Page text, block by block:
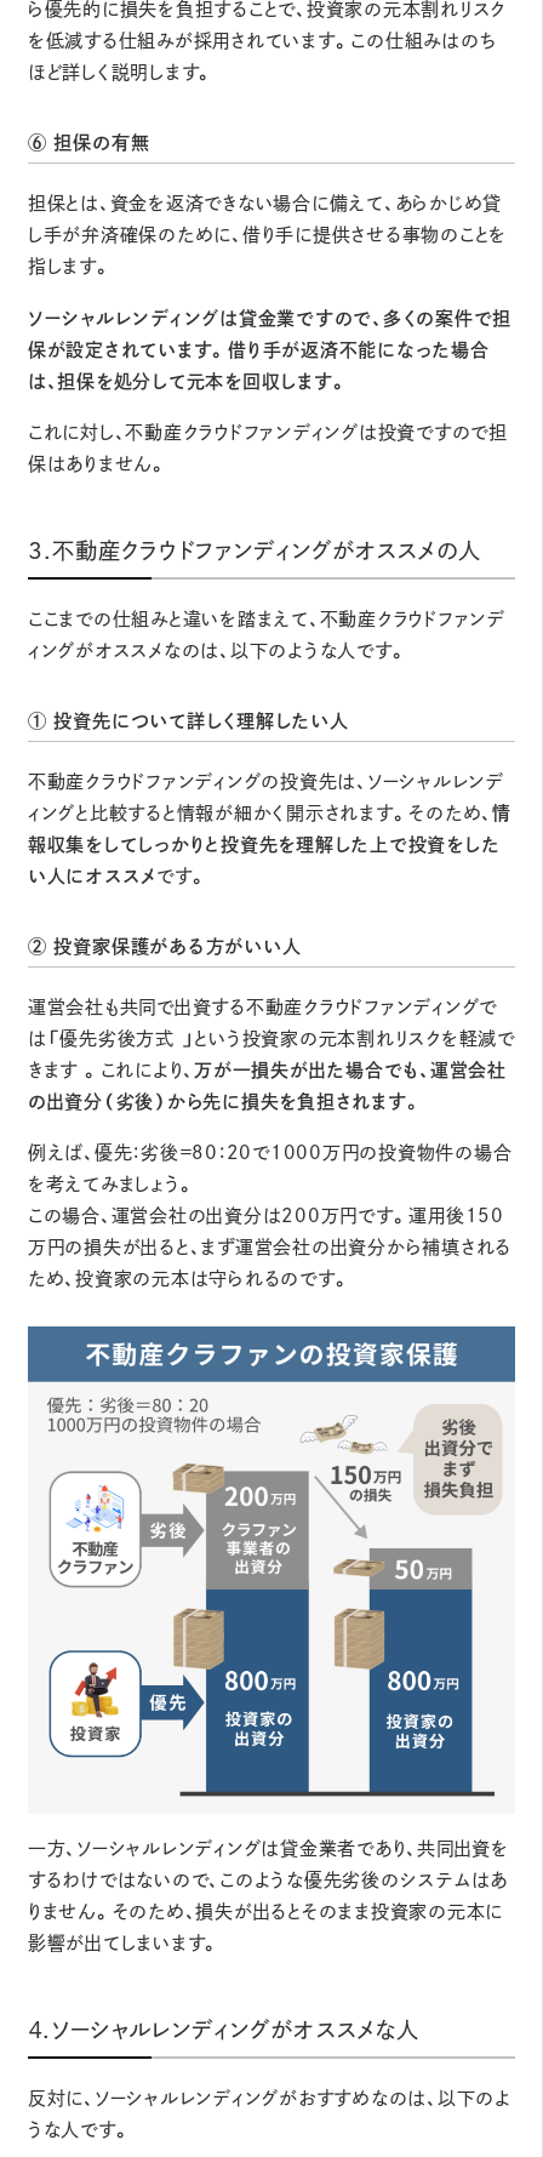
ら優先的に損失を負担することで、投資家の元本割れリスク
を低減する仕組みが採用されています。この仕組みはのち
ほど詳しく説明します。
⑥ 担保の有無
担保とは、資金を返済できない場合に備えて、あらかじめ貸
し手が弁済確保のために、借り手に提供させる事物のことを
指します。
ソーシャルレンディングは貸金業ですので、多くの案件で担
保が設定されています。借り手が返済不能になった場合
は、担保を処分して元本を回収します。
これに対し、不動産クラウドファンディングは投資ですので担
保はありません。
3.不動産クラウドファンディングがオススメの人
ここまでの仕組みと違いを踏まえて、不動産クラウドファンデ
ィングがオススメなのは、以下のような人です。
① 投資先について詳しく理解したい人
不動産クラウドファンディングの投資先は、ソーシャルレンデ
ィングと比較すると情報が細かく開示されます。そのため、情
報収集をしてしっかりと投資先を理解した上で投資をした
い人にオススメ です。
② 投資家保護がある方がいい人
運営会社も共同で出資する不動産クラウドファンディングで
は「優先劣後方式 」という投資家の元本割れリスクを軽減で
きます 。これにより、万が一損失が出た場合でも、運営会社
の出資分（劣後）から先に損失を負担されます。
例えば、優先：劣後＝80：20で1000万円の投資物件の場合
を考えてみましょう。
この場合、運営会社の出資分は200万円です。運用後150
万円の損失が出ると、まず運営会社の出資分から補填される
ため、投資家の元本は守られるのです。
一方、ソーシャルレンディングは貸金業者であり、共同出資を
するわけではないので、このような優先劣後のシステムはあ
りません。そのため、損失が出るとそのまま投資家の元本に
影響が出てしまいます。
４.ソーシャルレンディングがオススメな人
反対に、ソーシャルレンディングがおすすめなのは、以下のよ
うな人です。